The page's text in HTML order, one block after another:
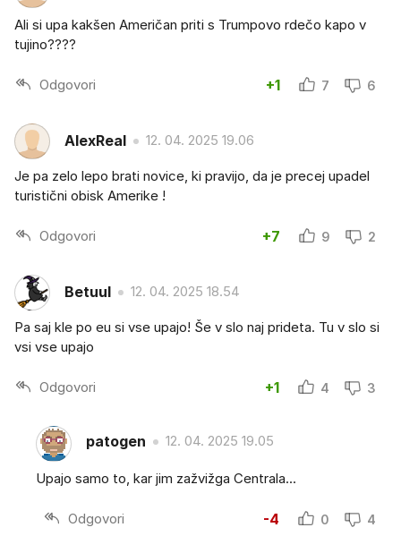
Ali si upa kakšen Američan priti s Trumpovo rdečo kapo v
tujino????
Odgovori +1 7 6
AlexReal 12. 04. 2025 19.06
Je pa zelo lepo brati novice, ki pravijo, da je precej upadel
turistični obisk Amerike !
Odgovori +7 9 2
Betuul 12. 04. 2025 18.54
Pa saj kle po eu si vse upajo! Še v slo naj prideta. Tu v slo si
vsi vse upajo
Odgovori +1 4 3
patogen 12. 04. 2025 19.05
Upajo samo to, kar jim zažvižga Centrala...
Odgovori -4 0 4